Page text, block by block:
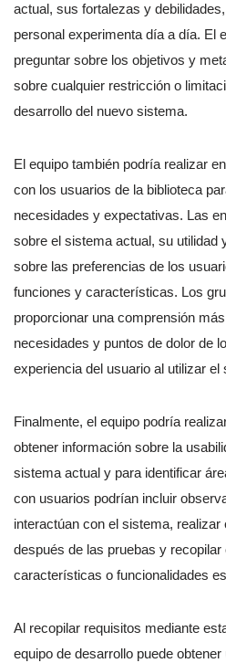
actual, sus fortalezas y
personal experimenta día a día. El
preguntar sobre los objetivos y
sobre cualquier restricción o
desarrollo del nuevo sistema.
El equipo también podría realizar
con los usuarios de la biblioteca
necesidades y expectativas. Las
sobre el sistema actual, su
sobre las preferencias de los
funciones y características. Los
proporcionar una comprensión
necesidades y puntos de dolor de
experiencia del usuario al utilizar el
Finalmente, el equipo podría
obtener información sobre la
sistema actual y para identificar
con usuarios podrían incluir
interactúan con el sistema,
después de las pruebas y
características o funcionalidades
Al recopilar requisitos mediante
equipo de desarrollo puede